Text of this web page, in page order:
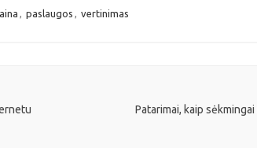
, paslaugos , vertinimas
Patarimai, kaip